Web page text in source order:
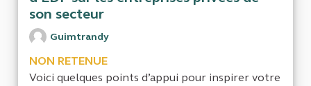
son secteur
Guimtrandy
NON RETENUE
Voici quelques points d’appui pour inspirer votre